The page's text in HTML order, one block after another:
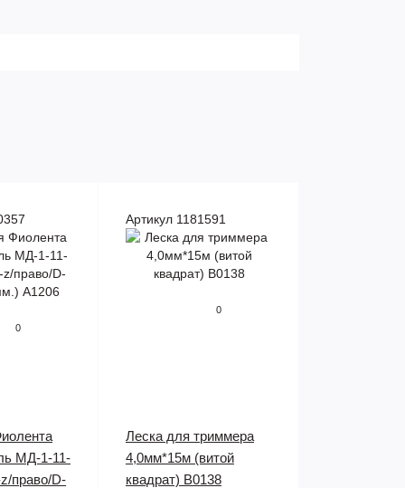
0
МД-1-11-
право/D-
Артикул 1181591
0
Леска для триммера
4,0мм*15м (витой
квадрат) B0138